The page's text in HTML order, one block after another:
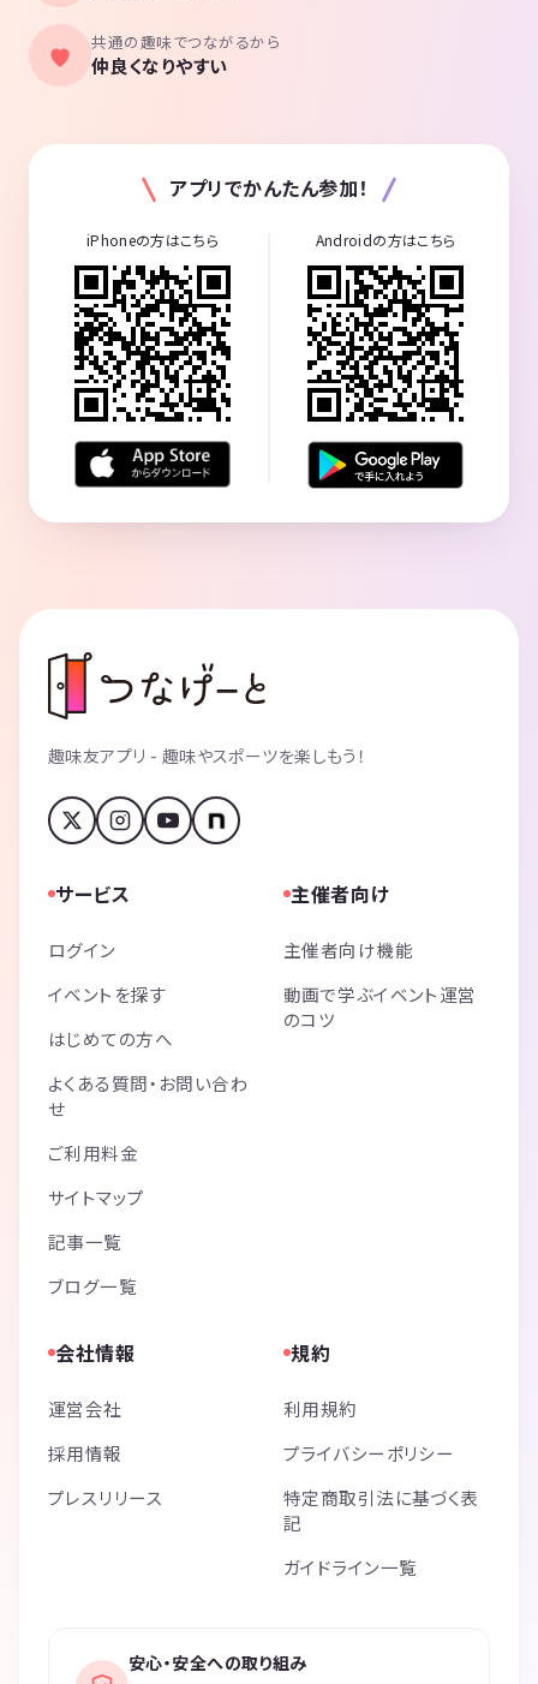
共通の趣味でつながるから
仲良くなりやすい
アプリでかんたん参加！
iPhoneの方はこちら Androidの方はこちら
趣味友アプリ - 趣味やスポーツを楽しもう！
サービス
ログイン
イベントを探す
はじめての方へ
よくある質問・お問い合わ
せ
ご利用料金
サイトマップ
記事一覧
ブログ一覧
主催者向け
主催者向け機能
動画で学ぶイベント運営
のコツ
会社情報
運営会社
採用情報
プレスリリース
規約
利用規約
プライバシーポリシー
特定商取引法に基づく表
記
ガイドライン一覧
安心・安全への取り組み